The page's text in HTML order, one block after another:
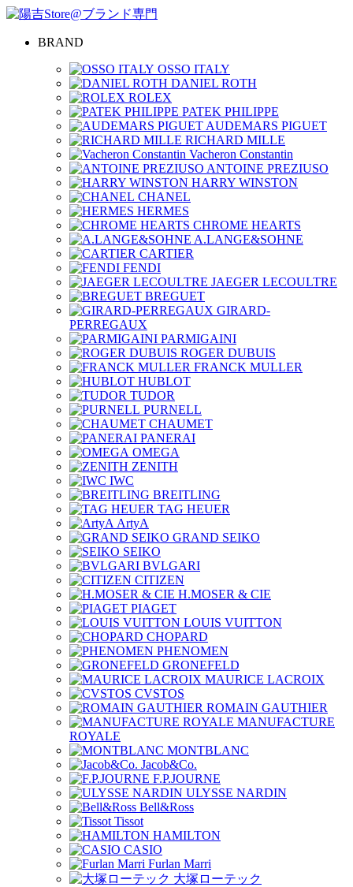
BRAND
OSSO ITALY
DANIEL ROTH
ROLEX
PATEK PHILIPPE
AUDEMARS PIGUET
RICHARD MILLE
Vacheron Constantin
ANTOINE PREZIUSO
HARRY WINSTON
CHANEL
HERMES
CHROME HEARTS
A.LANGE&SOHNE
CARTIER
FENDI
JAEGER LECOULTRE
BREGUET
GIRARD-
PERREGAUX
PARMIGAINI
ROGER DUBUIS
FRANCK MULLER
HUBLOT
TUDOR
PURNELL
CHAUMET
PANERAI
OMEGA
ZENITH
IWC
BREITLING
TAG HEUER
ArtyA
GRAND SEIKO
SEIKO
BVLGARI
CITIZEN
H.MOSER & CIE
PIAGET
LOUIS VUITTON
CHOPARD
PHENOMEN
GRONEFELD
MAURICE LACROIX
CVSTOS
ROMAIN GAUTHIER
MANUFACTURE
ROYALE
MONTBLANC
Jacob&Co.
F.P.JOURNE
ULYSSE NARDIN
Bell&Ross
Tissot
HAMILTON
CASIO
Furlan Marri
大塚ローテック